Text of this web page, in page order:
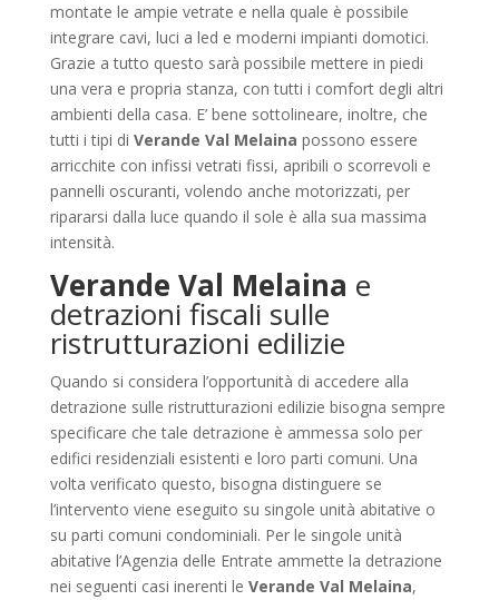
montate le ampie vetrate e nella quale è possibile
integrare cavi, luci a led e moderni impianti domotici.
Grazie a tutto questo sarà possibile mettere in piedi
una vera e propria stanza, con tutti i comfort degli altri
ambienti della casa. E’ bene sottolineare, inoltre, che
tutti i tipi di Verande Val Melaina possono essere
arricchite con infissi vetrati fissi, apribili o scorrevoli e
pannelli oscuranti, volendo anche motorizzati, per
ripararsi dalla luce quando il sole è alla sua massima
intensità.
Verande Val Melaina e
detrazioni fiscali sulle
ristrutturazioni edilizie
Quando si considera l’opportunità di accedere alla
detrazione sulle ristrutturazioni edilizie bisogna sempre
specificare che tale detrazione è ammessa solo per
edifici residenziali esistenti e loro parti comuni. Una
volta verificato questo, bisogna distinguere se
l’intervento viene eseguito su singole unità abitative o
su parti comuni condominiali. Per le singole unità
abitative l’Agenzia delle Entrate ammette la detrazione
nei seguenti casi inerenti le Verande Val Melaina,